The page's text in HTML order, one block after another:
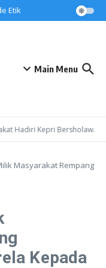
Etik
Main Menu
Hadiri Kepri Bersholawat 3
Masyarakat Rempang
Kepada